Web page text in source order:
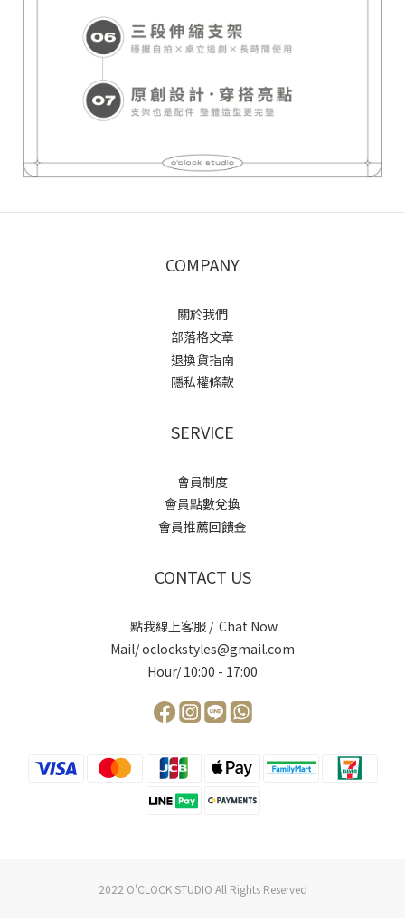
COMPANY
關於我們
部落格文章
退換貨指南
隱私權條款
SERVICE
會員制度
會員點數兌換
會員推薦回饋金
CONTACT US
點我線上客服 / Chat Now
Mail/ oclockstyles@gmail.com
Hour/ 10:00 - 17:00
2022 O'CLOCK STUDIO All Rights Reserved